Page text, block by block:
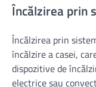
Încălzirea prin
Încălzirea prin
încălzire a casei,
dispozitive de
electrice sau